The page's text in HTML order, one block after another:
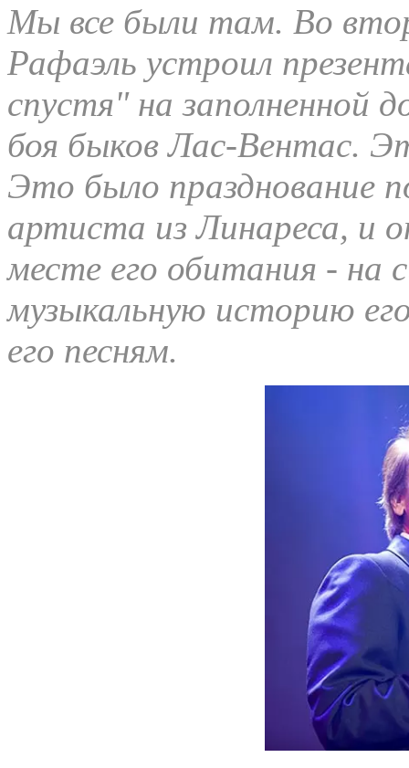
Мы все были там. Во
Рафаэль устроил
спустя" на заполненной
боя быков Лас-Вентас.
Это было празднование
артиста из Линареса, и
месте его обитания - на
музыкальную историю
его песням.